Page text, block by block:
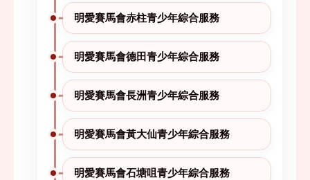
明愛賽馬會赤柱青少年綜合服務
明愛賽馬會德田青少年綜合服務
明愛賽馬會長洲青少年綜合服務
明愛賽馬會黃大仙青少年綜合服務
明愛賽馬會石塘咀青少年綜合服務